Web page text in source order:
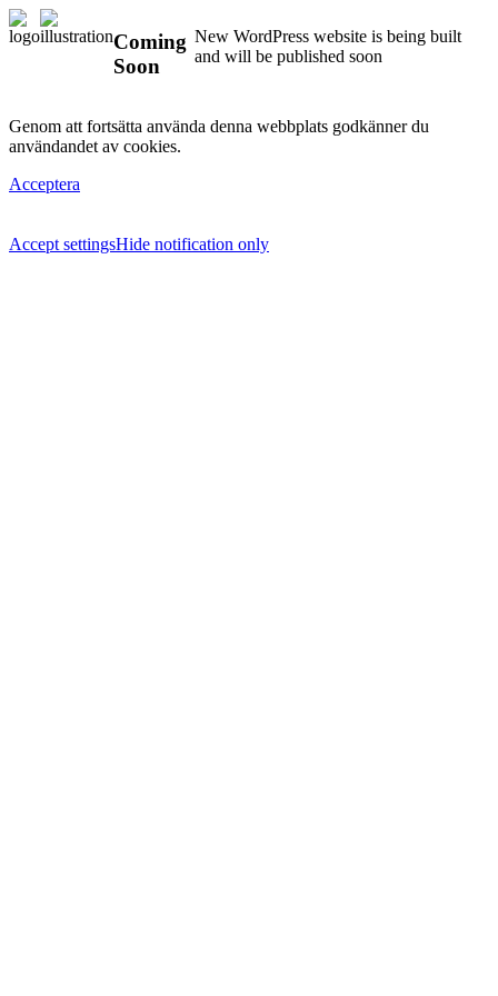
Coming
Soon
New WordPress website is being built
and will be published soon
Genom att fortsätta använda denna webbplats godkänner du
användandet av cookies.
Acceptera
Accept settingsHide notification only